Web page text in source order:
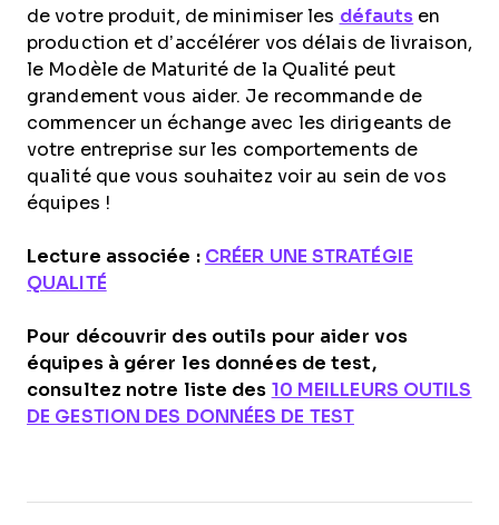
de votre produit, de minimiser les défauts en
production et d’accélérer vos délais de livraison,
le Modèle de Maturité de la Qualité peut
grandement vous aider. Je recommande de
commencer un échange avec les dirigeants de
votre entreprise sur les comportements de
qualité que vous souhaitez voir au sein de vos
équipes !
Lecture associée : CRÉER UNE STRATÉGIE
QUALITÉ
Pour découvrir des outils pour aider vos
équipes à gérer les données de test,
consultez notre liste des 10 MEILLEURS OUTILS
DE GESTION DES DONNÉES DE TEST